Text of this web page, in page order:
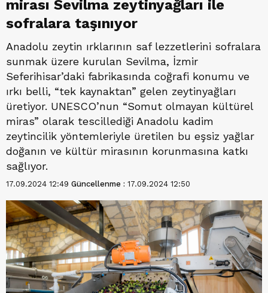
mirası Sevilma zeytinyağları ile
sofralara taşınıyor
Anadolu zeytin ırklarının saf lezzetlerini sofralara
sunmak üzere kurulan Sevilma, İzmir
Seferihisar’daki fabrikasında coğrafi konumu ve
ırkı belli, “tek kaynaktan” gelen zeytinyağları
üretiyor. UNESCO’nun “Somut olmayan kültürel
miras” olarak tescillediği Anadolu kadim
zeytincilik yöntemleriyle üretilen bu eşsiz yağlar
doğanın ve kültür mirasının korunmasına katkı
sağlıyor.
17.09.2024 12:49 Güncellenme : 17.09.2024 12:50